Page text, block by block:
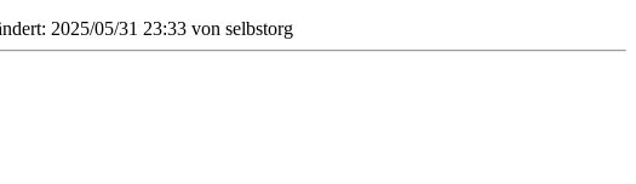
2025/05/31 23:33 von selbstorg